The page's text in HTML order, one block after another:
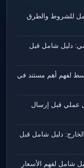
للشروط والطرق
دليل شامل قبل
لفهم أهم مستند في
عملي قبل إرسال
دليل شامل قبل
شامل لفهم الأسعار